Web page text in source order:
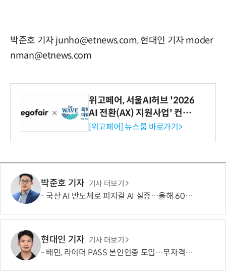
박준호 기자 junho@etnews.com, 현대인 기자 moder
nman@etnews.com
위고페어, 서울AI허브 '2026
AI 전환(AX) 지원사업' 컨소
시엄 선정
[위고페어] 뉴스룸 바로가기>
박준호 기자 기사 더보기
국산 AI 반도체로 피지컬 AI 실증…올해 600억 투입
현대인 기자 기사 더보기
배민, 라이더 PASS 본인인증 도입…무자격 라이더 차단